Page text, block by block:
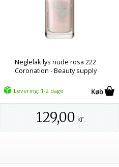
Neglelak lys nude rosa 222
Coronation - Beauty supply
Levering: 1-2 dage
129,00 kr.